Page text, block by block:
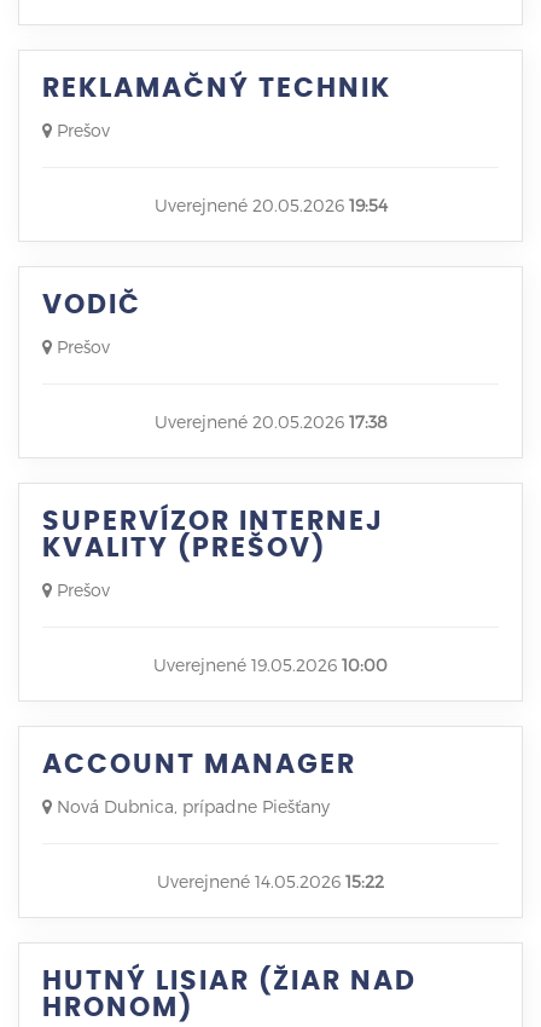
REKLAMAČNÝ TECHNIK
Prešov
Uverejnené 20.05.2026 19:54
VODIČ
Prešov
Uverejnené 20.05.2026 17:38
SUPERVÍZOR INTERNEJ
KVALITY (PREŠOV)
Prešov
Uverejnené 19.05.2026 10:00
ACCOUNT MANAGER
Nová Dubnica, prípadne Piešťany
Uverejnené 14.05.2026 15:22
HUTNÝ LISIAR (ŽIAR NAD
HRONOM)